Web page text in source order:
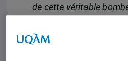
de cette véritable
le problème ? Les
traditionnelles se